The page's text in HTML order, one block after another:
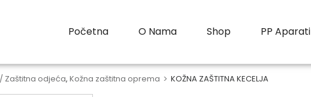
Početna O Nama Shop PP Aparati
Zaštitna odjeća,Kožna zaštitna oprema > KOŽNA ZAŠTITNA KECELJA